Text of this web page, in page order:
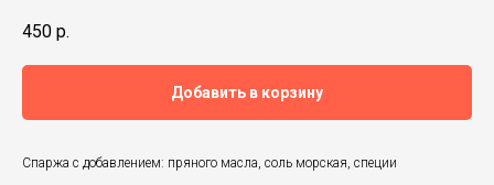
450 р.
Добавить в корзину
Спаржа с добавлением: пряного масла, соль морская, специи